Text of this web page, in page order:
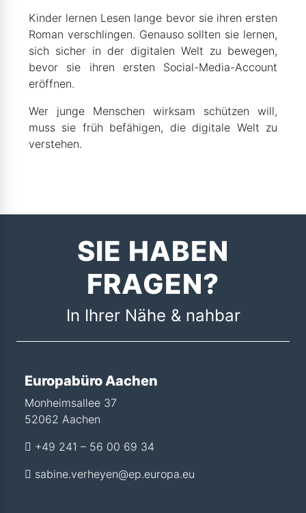
Kinder lernen Lesen lange bevor sie ihren ersten
Roman verschlingen. Genauso sollten sie lernen,
sich sicher in der digitalen Welt zu bewegen,
bevor sie ihren ersten Social-Media-Account
eröffnen.
Wer junge Menschen wirksam schützen will,
muss sie früh befähigen, die digitale Welt zu
verstehen.
SIE HABEN
FRAGEN?
In Ihrer Nähe & nahbar
Europabüro Aachen
Monheimsallee 37
52062 Aachen
+49 241 – 56 00 69 34
sabine.verheyen@ep.europa.eu